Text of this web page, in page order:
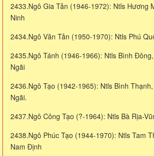
2433.Ngô Gia Tản (1946-1972): Ntls Hương
Ninh
2434.Ngô Văn Tản (1950-1970): Ntls Phú
2435.Ngô Tánh (1946-1966): Ntls Bình
Ngãi
2436.Ngô Tạo (1942-1965): Ntls Bình
Ngãi.
2437.Ngô Công Tạo (?-1964): Ntls Bà Rịa-
2438.Ngô Phúc Tạo (1944-1970): Ntls Tam
Nam Định